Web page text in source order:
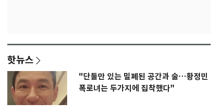
핫뉴스
"단둘만 있는 밀폐된 공간과 술…황정민
폭로녀는 두가지에 집착했다"